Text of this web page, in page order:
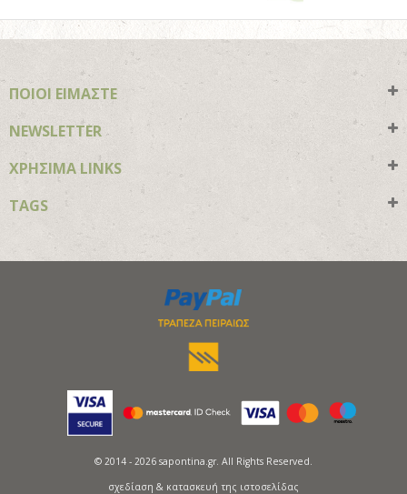
ΠΟΙΟΙ ΕΙΜΑΣΤΕ
NEWSLETTER
ΧΡΗΣΙΜΑ LINKS
TAGS
© 2014 - 2026 sapontina.gr. All Rights Reserved.
σχεδίαση & κατασκευή της ιστοσελίδας